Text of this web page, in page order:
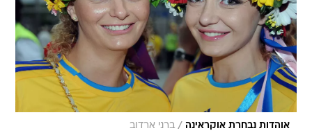
אוהדות נבחרת אוקראינה / ברני ארדוב